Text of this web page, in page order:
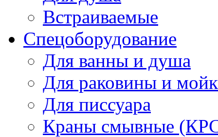
Встраиваемые
Спецоборудование
Для ванны и душа
Для раковины и
Для писсуара
Краны смывные